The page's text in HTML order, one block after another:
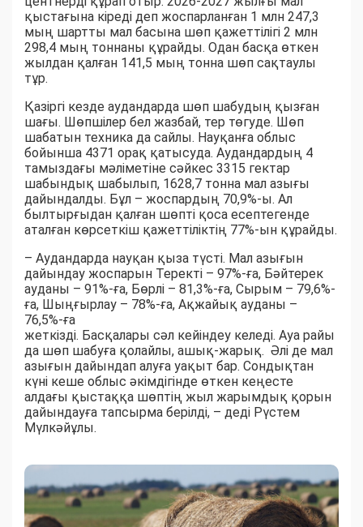
қыстағына кіреді деп жоспарланған 1 млн 247,3
мың шартты мал басына шөп қажеттілігі 2 млн
298,4 мың тоннаны құрайды. Одан басқа өткен
жылдан қалған 141,5 мың тонна шөп сақтаулы
тұр.
Қазіргі кезде аудандарда шөп шабудың қызған
шағы. Шөпшілер бел жазбай, тер төгуде. Шөп
шабатын техника да сайлы. Науқанға облыс
бойынша 4371 орақ қатысуда. Аудандардың 4
тамыздағы мәліметіне сәйкес 3315 гектар
шабындық шабылып, 1628,7 тонна мал азығы
дайындалды. Бұл – жоспардың 70,9%-ы. Ал
былтырғыдан қалған шөпті қоса есептегенде
аталған көрсеткіш қажеттіліктің 77%-ын құрайды.
– Аудандарда науқан қыза түсті. Мал азығын
дайындау жоспарын Теректі – 97%-ға, Бәйтерек
ауданы – 91%-ға, Бөрлі – 81,3%-ға, Сырым – 79,6%-
ға, Шыңғырлау – 78%-ға, Ақжайық ауданы –
76,5%-ға
жеткізді. Басқалары сәл кейіндеу келеді. Ауа райы
да шөп шабуға қолайлы, ашық-жарық. Әлі де мал
азығын дайындап алуға уақыт бар. Сондықтан
күні кеше облыс әкімдігінде өткен кеңесте
алдағы қыстаққа шөптің жыл жарымдық қорын
дайындауға тапсырма берілді, – деді Рүстем
Мүлкәйұлы.